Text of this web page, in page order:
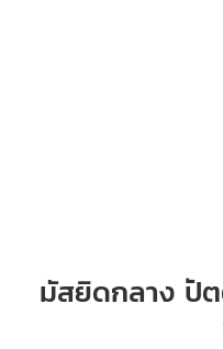
มัสยิดกลาง ปั